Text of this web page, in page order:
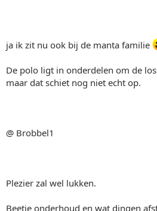
ja ik zit nu ook bij de manta familie
De polo ligt in onderdelen om de
maar dat schiet nog niet echt op.
@ Brobbel1
Plezier zal wel lukken.
Beetje onderhoud en wat dingen